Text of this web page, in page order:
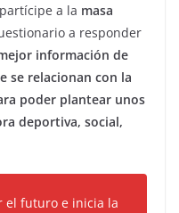
a la masa
a responder
información de
se relacionan con la
poder plantear unos
deportiva, social,
el futuro e inicia la